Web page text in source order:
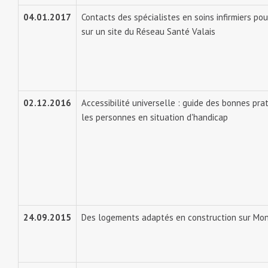
04.01.2017
Contacts des spécialistes en soins infirmiers
sur un site du Réseau Santé Valais
02.12.2016
Accessibilité universelle : guide des bonnes
les personnes en situation d'handicap
24.09.2015 Des logements adaptés en construction sur